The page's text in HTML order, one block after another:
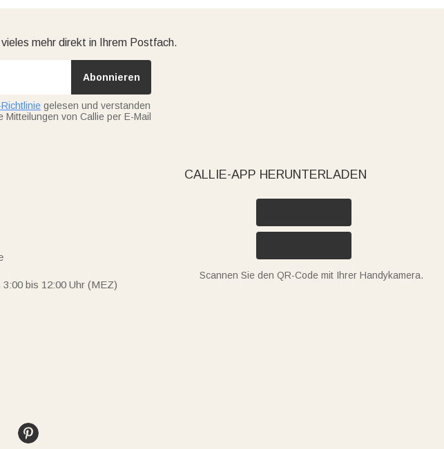
mehr direkt in Ihrem Postfach.
Abonnieren
gelesen und verstanden
von Callie per E-Mail
bis 12:00 Uhr (MEZ)
CALLIE-APP HERUNTERLADEN
Scannen Sie den QR-Code mit Ihrer Handykamera.